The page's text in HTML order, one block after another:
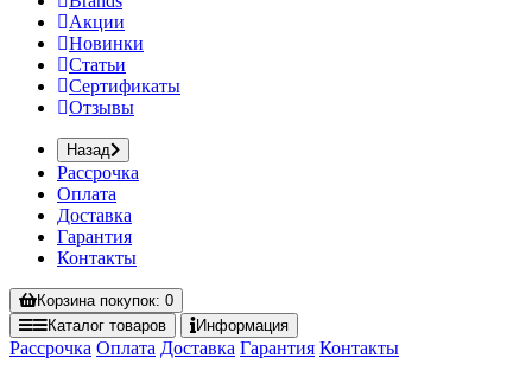
Акции
Новинки
Статьи
Сертификаты
Отзывы
Назад
Рассрочка
Оплата
Доставка
Гарантия
Контакты
Корзинапокупок: 0
Каталог товаров Информация
Рассрочка Оплата Доставка Гарантия Контакты